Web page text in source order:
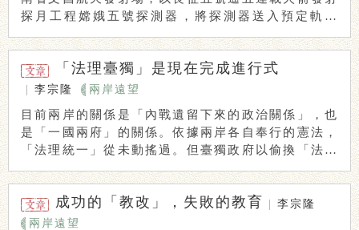
探月工程嫦娥五號探測器，將探測器送入預定軌道
「法理臺獨」是現在完成進行式
李宗隆 兩岸遠望
目前兩岸的關係是「內戰遺留下來的政治關係」，也
是「一國兩府」的關係。依據兩岸各自奉行的憲法，
「法理統一」從未動搖過。但臺獨政府以偷換「法理
成功的「教改」，失敗的教育 | 李宗隆
兩岸遠望